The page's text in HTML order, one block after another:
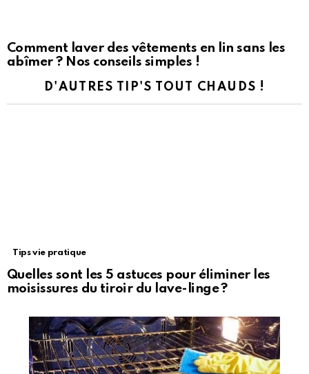
Comment laver des vêtements en lin sans les
abîmer ? Nos conseils simples !
D'AUTRES TIP'S TOUT CHAUDS !
Tips vie pratique
Quelles sont les 5 astuces pour éliminer les
moisissures du tiroir du lave-linge ?